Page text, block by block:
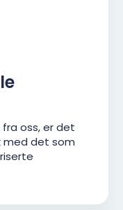
oss, er det
med det som